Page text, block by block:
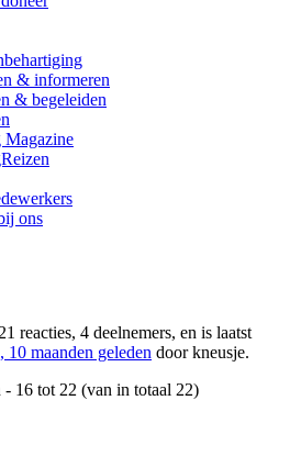
& informeren
& begeleiden
Magazine
ons
reacties, 4 deelnemers, en is laatst
10 maanden geleden doorkneusje.
- 16 tot 22 (van in totaal 22)